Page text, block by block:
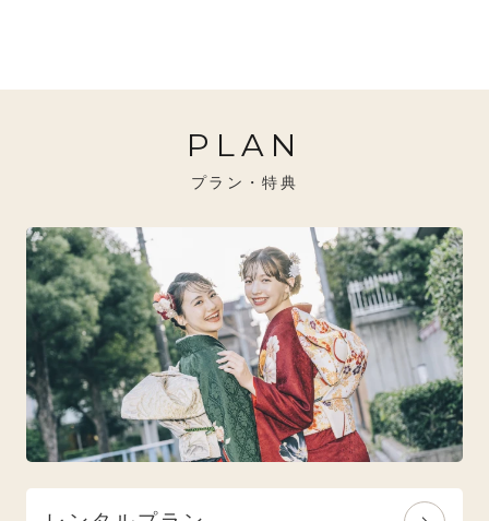
20万円～26万円未満
26万円～31万円未満
クール
ナチュラル
イエベ秋におすすめ
ブルべ夏におすすめ
ブルべ冬におすすめ
特選技法
オリジナルブランド
人気モデルブランド
PLAN
プラン・特典